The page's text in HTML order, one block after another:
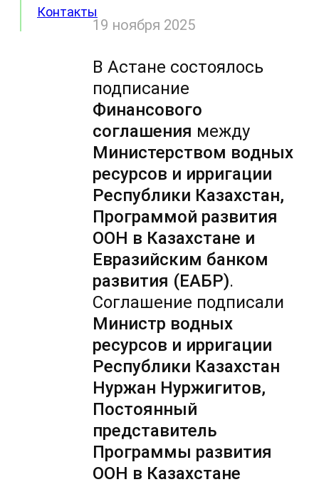
Контакты
19 ноября 2025
В Астане состоялось
подписание
Финансового
соглашения между
Министерством водных
ресурсов и ирригации
Республики Казахстан,
Программой развития
ООН в Казахстане и
Евразийским банком
развития (ЕАБР).
Соглашение подписали
Министр водных
ресурсов и ирригации
Республики Казахстан
Нуржан Нуржигитов,
Постоянный
представитель
Программы развития
ООН в Казахстане